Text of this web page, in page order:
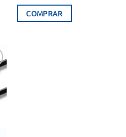
original
era:
COMPRAR